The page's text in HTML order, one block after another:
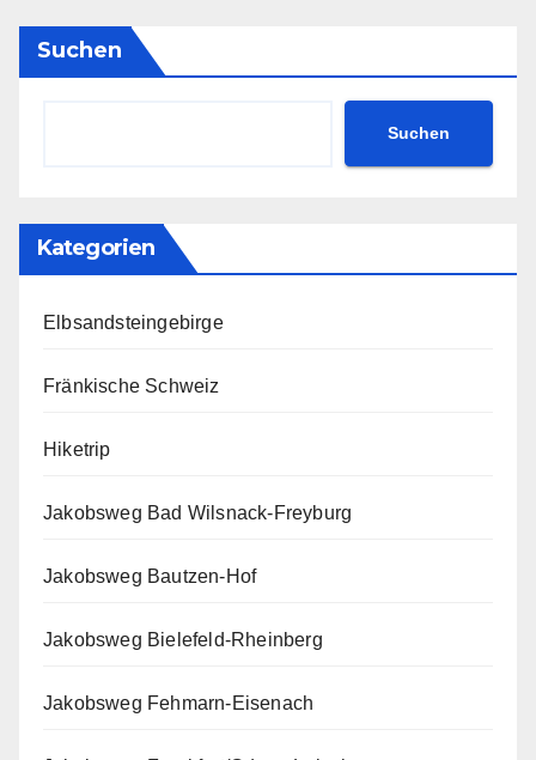
Suchen
Suchen
Kategorien
Elbsandsteingebirge
Fränkische Schweiz
Hiketrip
Jakobsweg Bad Wilsnack-Freyburg
Jakobsweg Bautzen-Hof
Jakobsweg Bielefeld-Rheinberg
Jakobsweg Fehmarn-Eisenach